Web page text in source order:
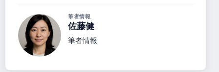
筆者情報
佐藤健
筆者情報